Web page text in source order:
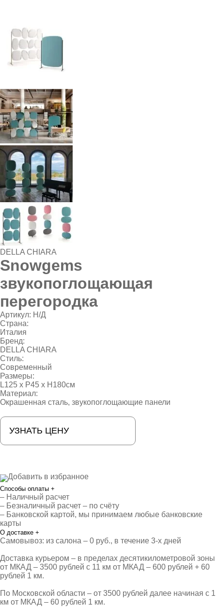
DELLA CHIARA
Snowgems
звукопоглощающая
перегородка
Артикул: Н/Д
Страна:
Италия
Бренд:
DELLA CHIARA
Стиль:
Современный
Размеры:
L125 х P45 х H180см
Материал:
Окрашенная сталь, звукопоглощающие панели
УЗНАТЬ ЦЕНУ
Добавить в избранное
Способы оплаты +
– Наличный расчет
– Безналичный расчет – по счёту
– Банковской картой, мы принимаем любые банковские
карты
О доставке +
Самовывоз: из салона – 0 руб., в течение 3-х дней
Доставка курьером – в пределах десятикилометровой зоны
от МКАД – 3500 рублей с 11 км от МКАД – 600 рублей + 60
рублей 1 км.
По Московской области – от 3500 рублей далее начиная с 1
км от МКАД – 60 рублей 1 км.